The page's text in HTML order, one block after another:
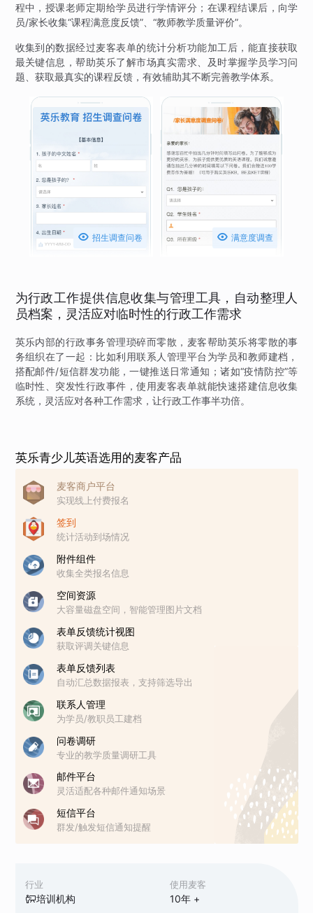
行业
培训机构
使用麦客
10年 +
程中，授课老师定期给学员进行学情评分；在课程结课后，向学
员/家长收集“课程满意度反馈”、“教师教学质量评价”。
收集到的数据经过麦客表单的统计分析功能加工后，能直接获取
最关键信息，帮助英乐了解市场真实需求、及时掌握学员学习问
题、获取最真实的课程反馈，有效辅助其不断完善教学体系。
 招生调查问卷  满意度调查
为行政工作提供信息收集与管理工具，自动整理人
员档案，灵活应对临时性的行政工作需求
英乐内部的行政事务管理琐碎而零散，麦客帮助英乐将零散的事
务组织在了一起：比如利用联系人管理平台为学员和教师建档，
搭配邮件/短信群发功能，一键推送日常通知；诸如“疫情防控”等
临时性、突发性行政事件，使用麦客表单就能快速搭建信息收集
系统，灵活应对各种工作需求，让行政工作事半功倍。
英乐青少儿英语选用的麦客产品
麦客商户平台
实现线上付费报名
签到
统计活动到场情况
附件组件
收集全类报名信息
空间资源
大容量磁盘空间，智能管理图片文档
表单反馈统计视图
获取评调关键信息
表单反馈列表
自动汇总数据报表，支持筛选导出
联系人管理
为学员/教职员工建档
问卷调研
专业的教学质量调研工具
邮件平台
灵活适配各种邮件通知场景
短信平台
群发/触发短信通知提醒